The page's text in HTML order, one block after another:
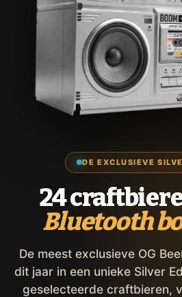
DE EXCLUSIEVE
24
Bluetooth
De meest exclusieve OG
dit jaar in een unieke Silver
geselecteerde craftbieren,